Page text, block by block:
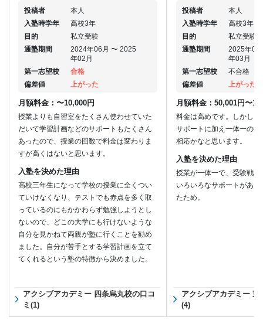
投稿者
本人
入塾時学年
高校3年
目的
私立受験
通塾期間
2024年06月 〜 2025
年02月
第一志望校
合格
偏差値
上がった
月額料金：〜10,000円
授業よりも自習室をたくさん使わせていた
だいて学習計画などのサポートもたくさん
あったので、授業の回数で料金は変わりま
すが高くはないと思います。
入塾を決めた理由
高校三年生になって学校の授業に全くつい
ていけなくなり、テストでも赤点を多く取
っているのにもかかわらず勉強しようとし
ないので、どこの大学にも行けないような
自分を見かねて両親が塾に行くことを勧め
ました。自分が苦手とする学習計画を立て
てくれるという塾の特徴から決めました。
アクシブアカデミー 四条烏丸校の口コ
ミ(1)
投稿者
本人
入塾時学年
高校3年
目的
私立受験
通塾期間
2025年03
年03月
第一志望校
不合格
偏差値
上がった
月額料金：50,001円〜
料金は高めです。しかし、
サポートに加え一体一の授
相応かなと思います。
入塾を決めた理由
授業が一体一で、受験戦略
いろいろなサポートがあ
たため。
アクシブアカデミー 東
(4)